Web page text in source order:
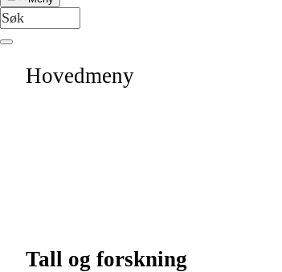
Hovedmeny
Tall og forskning